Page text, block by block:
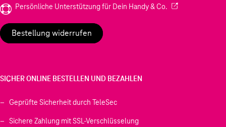
Persönliche Unterstützung für Dein Handy & Co. (Wird in einem
Bestellung widerrufen
SICHER ONLINE BESTELLEN UND BEZAHLEN
Geprüfte Sicherheit durch TeleSec
Sichere Zahlung mit SSL-Verschlüsselung